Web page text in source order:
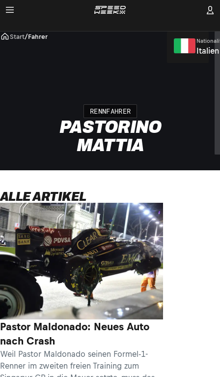
Start/Fahrer
RENNFAHRER
PASTORINO
MATTIA
Italien
ALLE ARTIKEL
Pastor Maldonado: Neues Auto
nach Crash
Weil Pastor Maldonado seinen Formel-1-
Renner im zweiten freien Training zum